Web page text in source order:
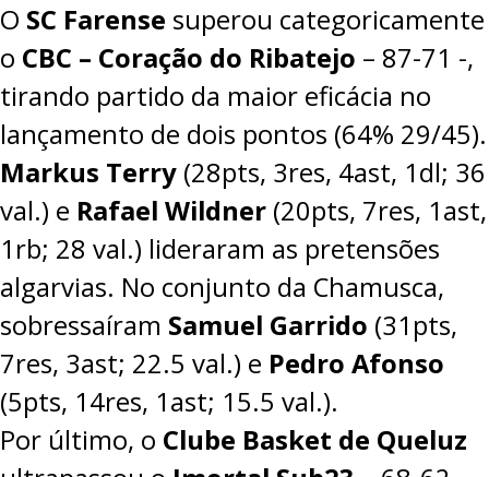
O SC Farense superou categoricamente
o CBC – Coração do Ribatejo – 87-71 -,
tirando partido da maior eficácia no
lançamento de dois pontos (64% 29/45).
Markus Terry (28pts, 3res, 4ast, 1dl; 36
val.) e Rafael Wildner (20pts, 7res, 1ast,
1rb; 28 val.) lideraram as pretensões
algarvias. No conjunto da Chamusca,
sobressaíram Samuel Garrido (31pts,
7res, 3ast; 22.5 val.) e Pedro Afonso
(5pts, 14res, 1ast; 15.5 val.).
Por último, o Clube Basket de Queluz